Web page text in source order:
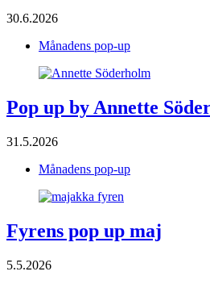
30.6.2026
Månadens pop-up
Pop up by Annette
31.5.2026
Månadens pop-up
Fyrens pop up maj
5.5.2026